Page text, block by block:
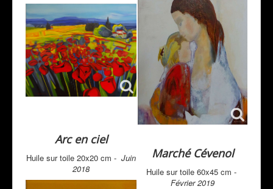
Arc en ciel
Huile sur toile 20x20 cm - Juin
2018
Marché Cévenol
Huile sur toile 60x45 cm -
Février 2019